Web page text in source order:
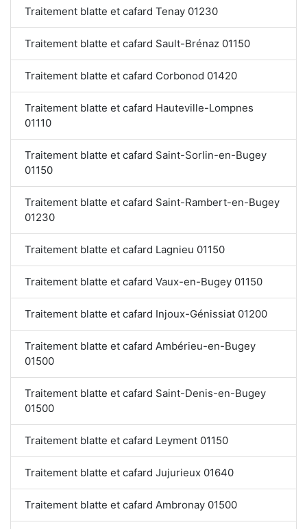
Traitement blatte et cafard Tenay 01230
Traitement blatte et cafard Sault-Brénaz 01150
Traitement blatte et cafard Corbonod 01420
Traitement blatte et cafard Hauteville-Lompnes
01110
Traitement blatte et cafard Saint-Sorlin-en-Bugey
01150
Traitement blatte et cafard Saint-Rambert-en-Bugey
01230
Traitement blatte et cafard Lagnieu 01150
Traitement blatte et cafard Vaux-en-Bugey 01150
Traitement blatte et cafard Injoux-Génissiat 01200
Traitement blatte et cafard Ambérieu-en-Bugey
01500
Traitement blatte et cafard Saint-Denis-en-Bugey
01500
Traitement blatte et cafard Leyment 01150
Traitement blatte et cafard Jujurieux 01640
Traitement blatte et cafard Ambronay 01500